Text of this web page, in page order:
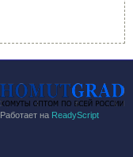
Работает на ReadyScript